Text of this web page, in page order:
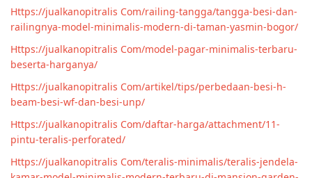
Https://jualkanopitralis Com/railing-tangga/tangga-besi-dan-
railingnya-model-minimalis-modern-di-taman-yasmin-bogor/
Https://jualkanopitralis Com/model-pagar-minimalis-terbaru-
beserta-harganya/
Https://jualkanopitralis Com/artikel/tips/perbedaan-besi-h-
beam-besi-wf-dan-besi-unp/
Https://jualkanopitralis Com/daftar-harga/attachment/11-
pintu-teralis-perforated/
Https://jualkanopitralis Com/teralis-minimalis/teralis-jendela-